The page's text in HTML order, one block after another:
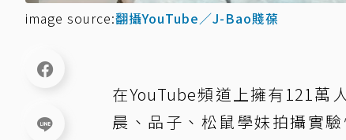
image source:翻攝YouTube／J-Bao賤葆
在YouTube頻道上擁有121萬
晨、品子、松鼠學妹拍攝實